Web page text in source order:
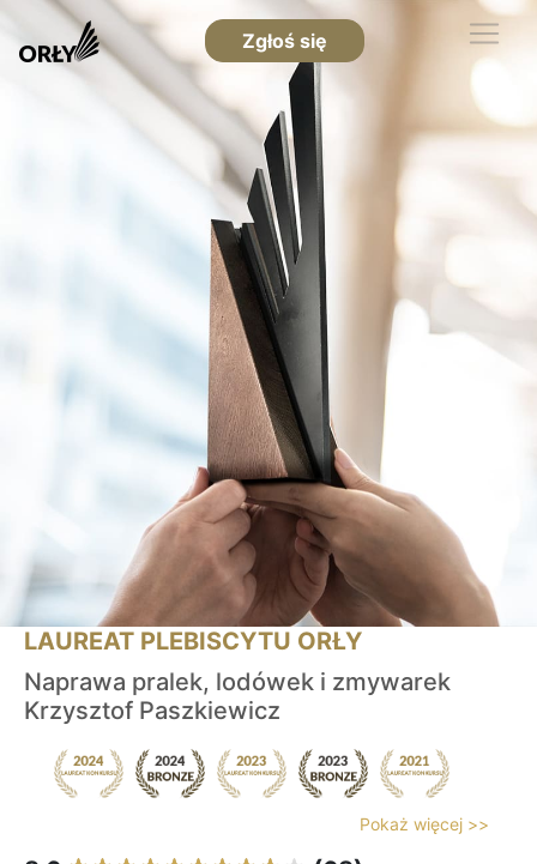
Zgłoś się
LAUREAT PLEBISCYTU ORŁY
Naprawa pralek, lodówek i zmywarek
Krzysztof Paszkiewicz
Pokaż więcej >>